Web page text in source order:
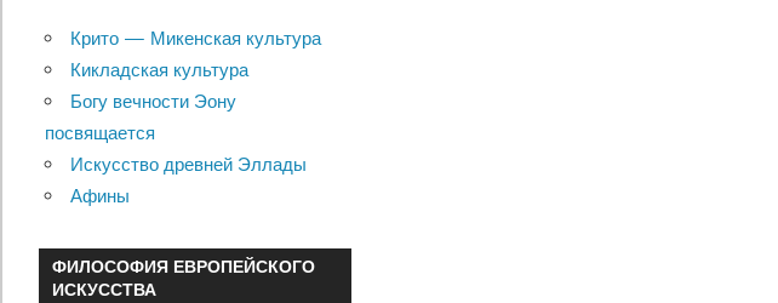
Крито — Микенская культура
Кикладская культура
Богу вечности Эону
посвящается
Искусство древней Эллады
Афины
ФИЛОСОФИЯ ЕВРОПЕЙСКОГО
ИСКУССТВА